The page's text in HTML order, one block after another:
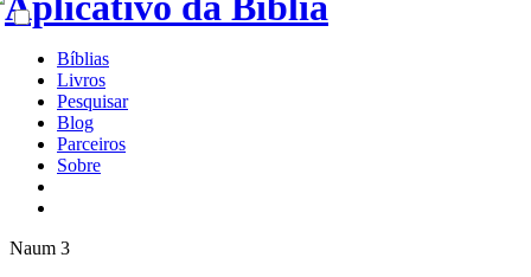
Bíblias
Livros
Pesquisar
Blog
Parceiros
Sobre
Naum 3